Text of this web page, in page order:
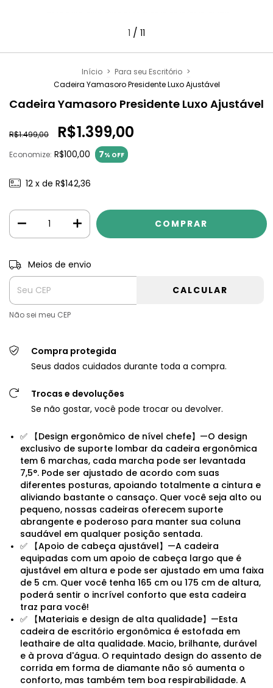
1 / 11
Início > Para seu Escritório >
Cadeira Yamasoro Presidente Luxo Ajustável
Cadeira Yamasoro Presidente Luxo Ajustável
R$1.499,00 R$1.399,00
Economize: R$100,00 7% OFF
12 x de R$142,36
Entregas para o CEP:
Meios de envio
CALCULAR
Não sei meu CEP
Compra protegida
Seus dados cuidados durante toda a compra.
Trocas e devoluções
Se não gostar, você pode trocar ou devolver.
✅ 【Design ergonômico de nível chefe】—O design
exclusivo de suporte lombar da cadeira ergonômica
tem 6 marchas, cada marcha pode ser levantada
7,5°. Pode ser ajustado de acordo com suas
diferentes posturas, apoiando totalmente a cintura e
aliviando bastante o cansaço. Quer você seja alto ou
pequeno, nossas cadeiras oferecem suporte
abrangente e poderoso para manter sua coluna
saudável em qualquer posição sentada.
✅ 【Apoio de cabeça ajustável】—A cadeira
equipadas com um apoio de cabeça largo que é
ajustável em altura e pode ser ajustado em uma faixa
de 5 cm. Quer você tenha 165 cm ou 175 cm de altura,
poderá sentir o incrível conforto que esta cadeira
traz para você!
✅ 【Materiais e design de alta qualidade】—Esta
cadeira de escritório ergonômica é estofada em
leathaire de alta qualidade. Macio, brilhante, durável
e à prova d'água. O requintado design do assento de
corrida em forma de diamante não só aumenta o
conforto, mas também tem boa respirabilidade. A